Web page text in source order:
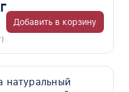
Добавить в корзину
натуральный